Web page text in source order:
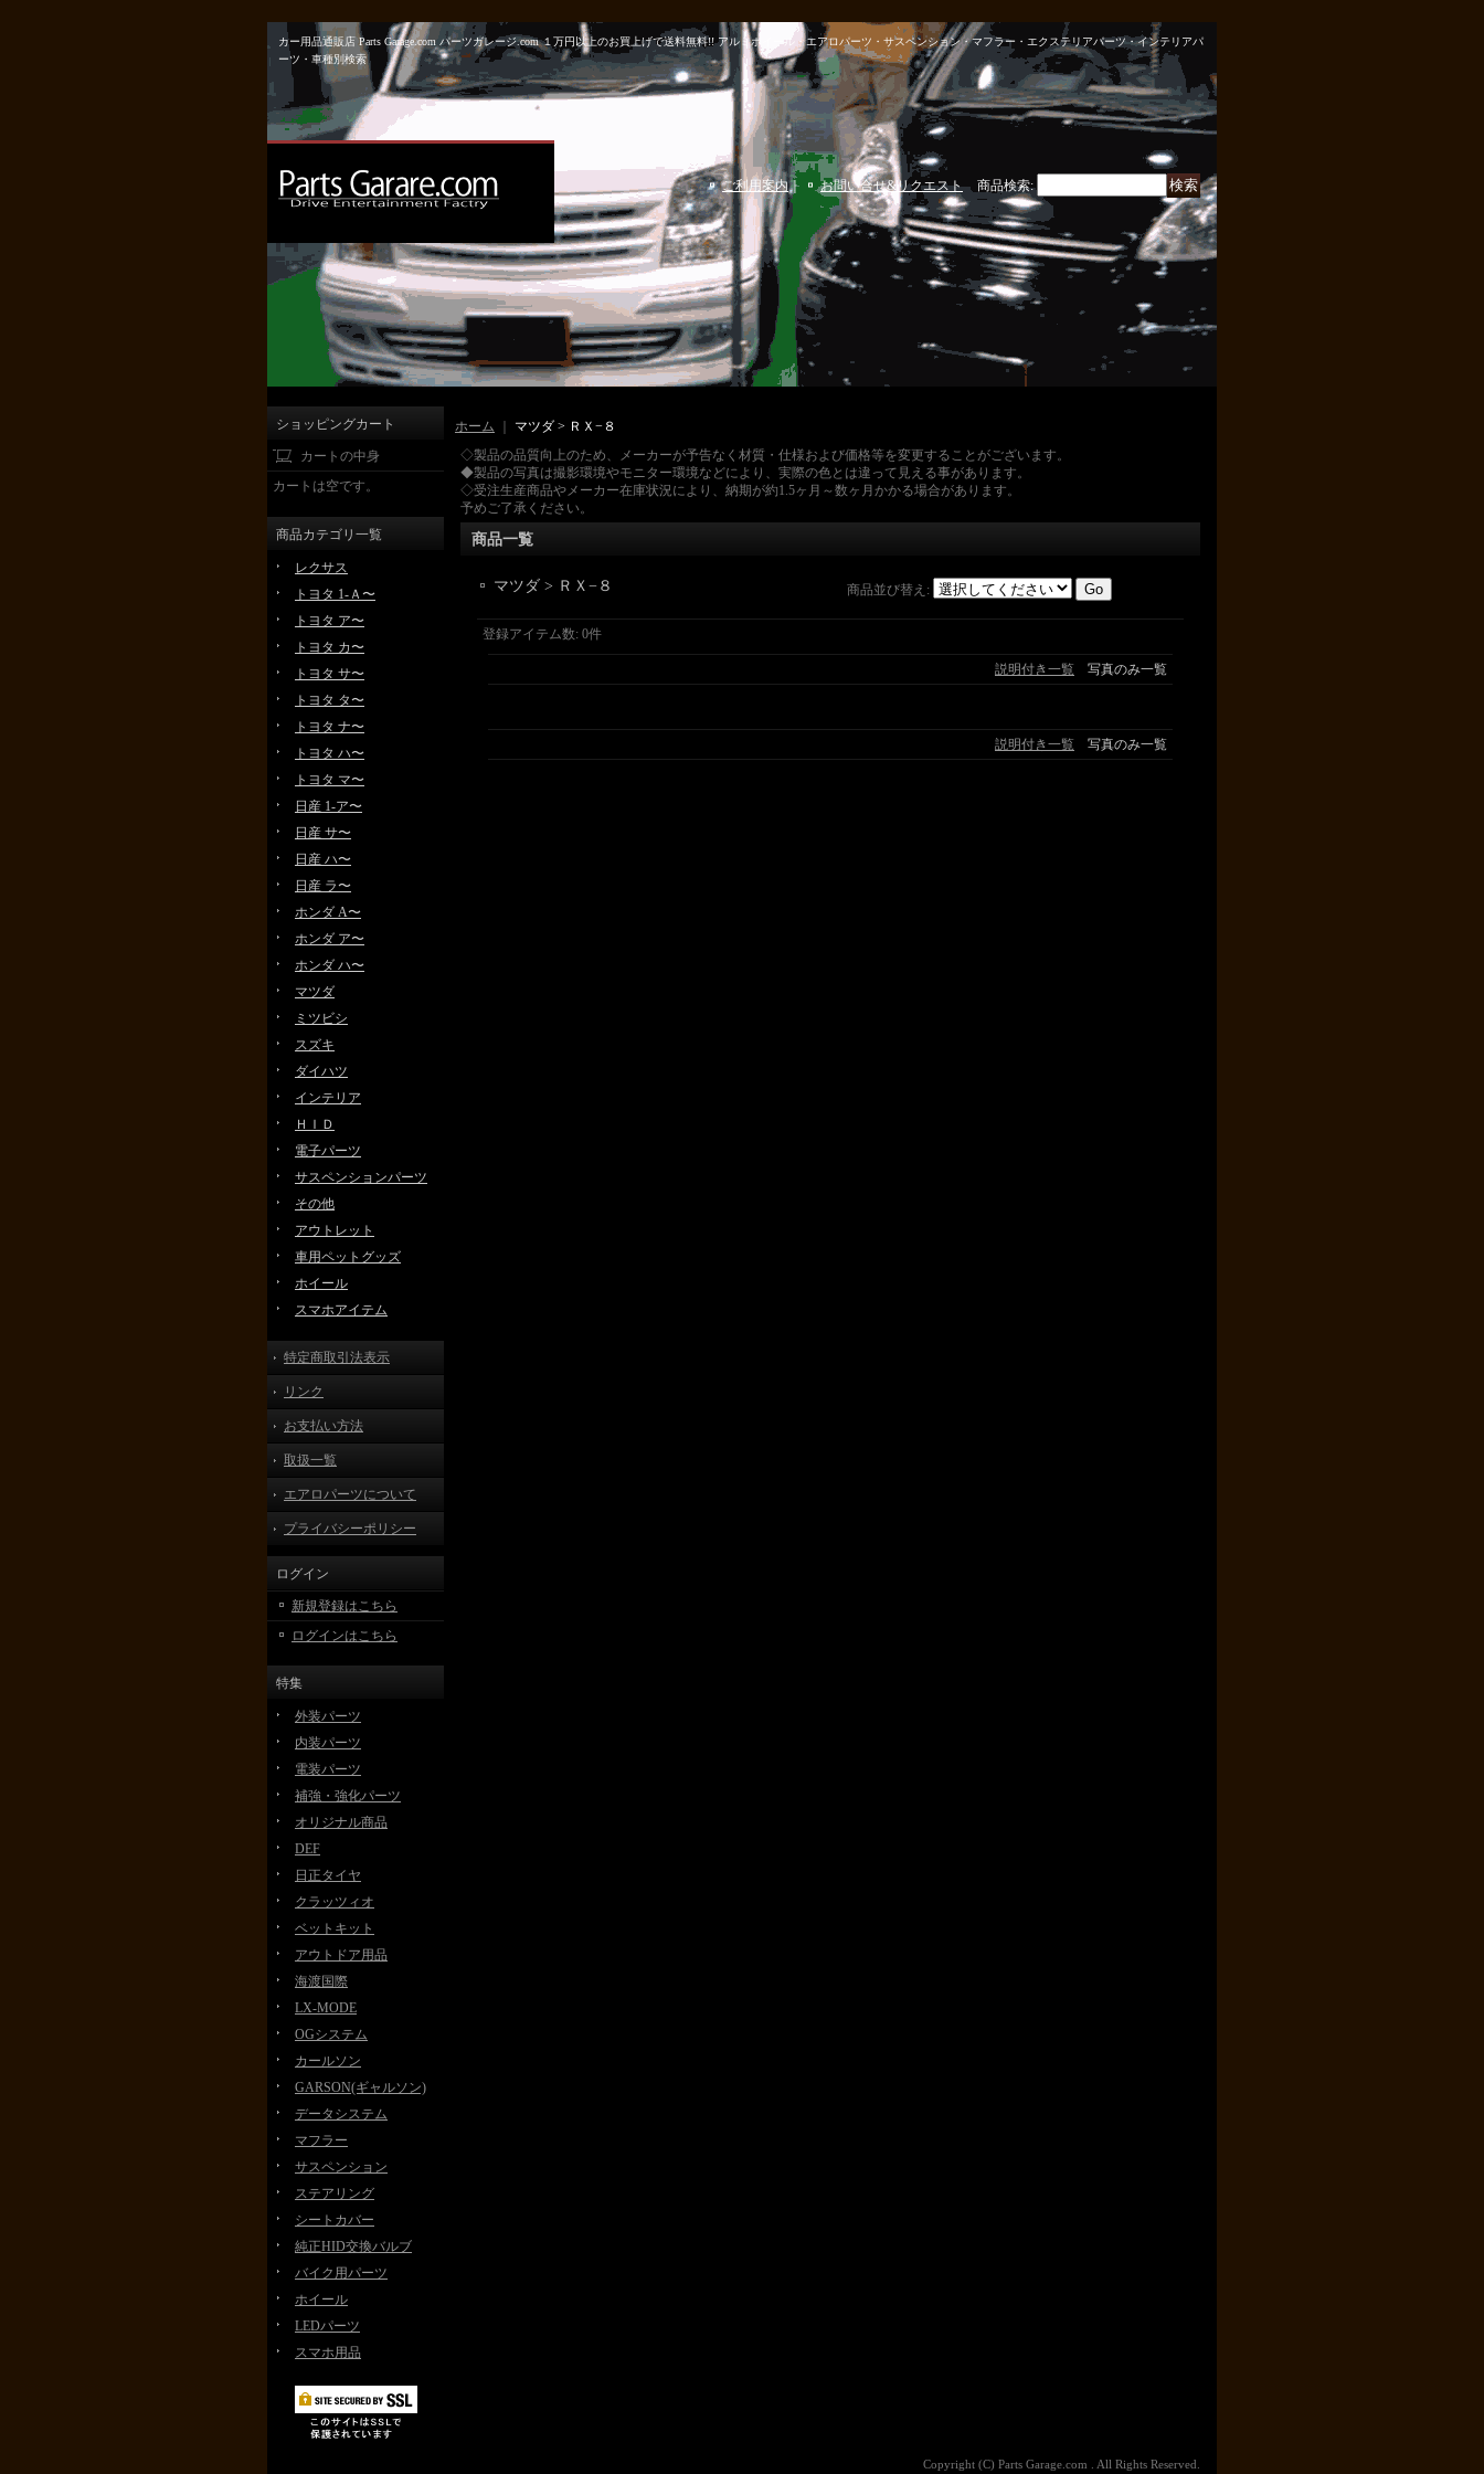
カー用品通販店 Parts Garage.com パーツガレージ.com １万円以上のお買上げで送料無料!! アルミホイール・エアロパーツ・サスペンション・マフラー・エクステリアパーツ・インテリアパ
ーツ・車種別検索
ご利用案内｜ お問い合せ&リクエスト 商品検索:
ショッピングカート
カートの中身
カートは空です。
商品カテゴリ一覧
レクサス
トヨタ 1-Ａ〜
トヨタ ア〜
トヨタ カ〜
トヨタ サ〜
トヨタ タ〜
トヨタ ナ〜
トヨタ ハ〜
トヨタ マ〜
日産 1-ア〜
日産 サ〜
日産 ハ〜
日産 ラ〜
ホンダ A〜
ホンダ ア〜
ホンダ ハ〜
マツダ
ミツビシ
スズキ
ダイハツ
インテリア
ＨＩＤ
電子パーツ
サスペンションパーツ
その他
アウトレット
車用ペットグッズ
ホイール
スマホアイテム
特定商取引法表示
リンク
お支払い方法
取扱一覧
エアロパーツについて
プライバシーポリシー
ログイン
新規登録はこちら
ログインはこちら
特集
外装パーツ
内装パーツ
電装パーツ
補強・強化パーツ
オリジナル商品
DEF
日正タイヤ
クラッツィオ
ベットキット
アウトドア用品
海渡国際
LX-MODE
OGシステム
カールソン
GARSON(ギャルソン)
データシステム
マフラー
サスペンション
ステアリング
シートカバー
純正HID交換バルブ
バイク用パーツ
ホイール
LEDパーツ
スマホ用品
ホーム
マツダ > ＲＸ−８
◇製品の品質向上のため、メーカーが予告なく材質・仕様および価格等を変更することがございます。
◆製品の写真は撮影環境やモニター環境などにより、実際の色とは違って見える事があります。
◇受注生産商品やメーカー在庫状況により、納期が約1.5ヶ月～数ヶ月かかる場合があります。
予めご了承ください。
商品一覧
マツダ > ＲＸ−８ 商品並び替え :
登録アイテム数: 0件
説明付き一覧 写真のみ一覧
説明付き一覧 写真のみ一覧
Copyright (C) Parts Garage.com . All Rights Reserved.